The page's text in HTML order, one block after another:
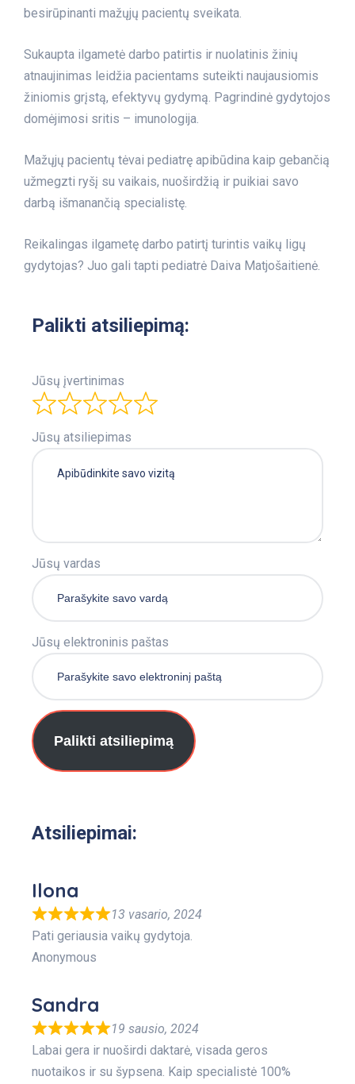
besirūpinanti mažųjų pacientų sveikata.
Sukaupta ilgametė darbo patirtis ir nuolatinis žinių
atnaujinimas leidžia pacientams suteikti naujausiomis
žiniomis grįstą, efektyvų gydymą. Pagrindinė gydytojos
domėjimosi sritis – imunologija.
Mažųjų pacientų tėvai pediatrę apibūdina kaip gebančią
užmegzti ryšį su vaikais, nuoširdžią ir puikiai savo
darbą išmanančią specialistę.
Reikalingas ilgametę darbo patirtį turintis vaikų ligų
gydytojas? Juo gali tapti pediatrė Daiva Matjošaitienė.
Palikti atsiliepimą:
Jūsų įvertinimas
Jūsų atsiliepimas
Jūsų vardas
Jūsų elektroninis paštas
Palikti atsiliepimą
Atsiliepimai:
Ilona
13 vasario, 2024
Pati geriausia vaikų gydytoja.
Anonymous
Sandra
19 sausio, 2024
Labai gera ir nuoširdi daktarė, visada geros
nuotaikos ir su šypsena. Kaip specialistė 100%